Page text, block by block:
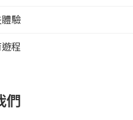
驗
程
們